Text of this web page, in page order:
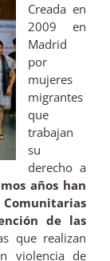
Creada en
2009 en
Madrid
por
mujeres
migrantes
que
trabajan
su
derecho a
años han
de las
que realizan
violencia de